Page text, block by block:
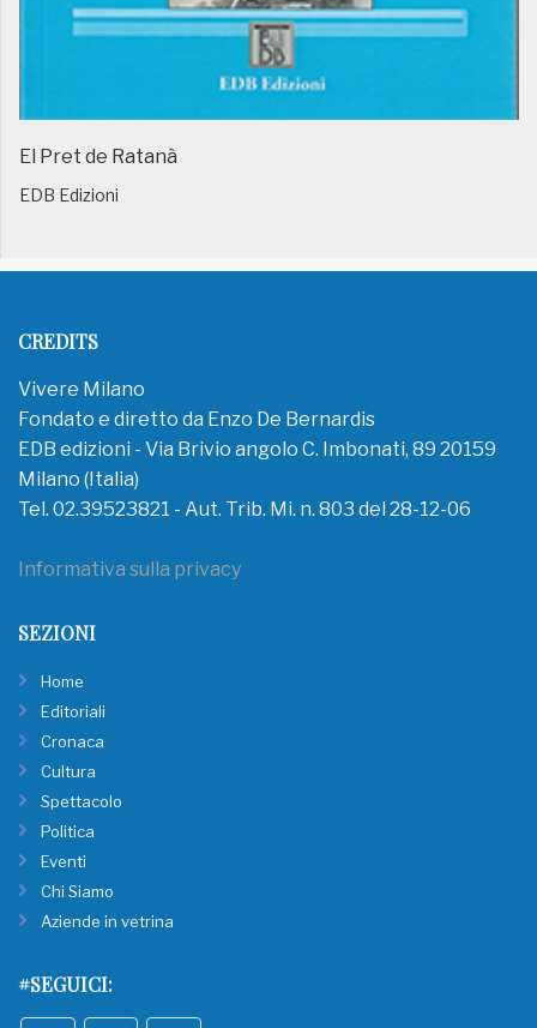
El Pret de Ratanà
EDB Edizioni
CREDITS
Vivere Milano
Fondato e diretto da Enzo De Bernardis
EDB edizioni - Via Brivio angolo C. Imbonati, 89 20159
Milano (Italia)
Tel. 02.39523821 - Aut. Trib. Mi. n. 803 del 28-12-06
Informativa sulla privacy
SEZIONI
Home
Editoriali
Cronaca
Cultura
Spettacolo
Politica
Eventi
Chi Siamo
Aziende in vetrina
#SEGUICI: